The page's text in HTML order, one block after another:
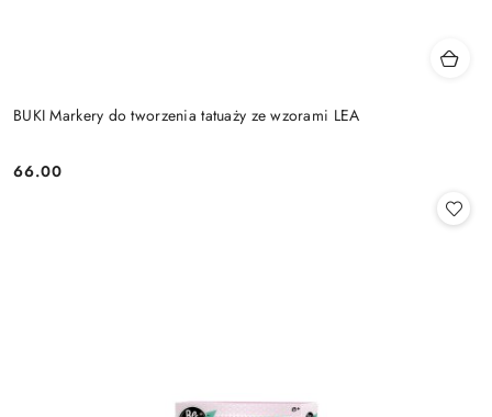
BUKI Markery do tworzenia tatuaży ze wzorami LEA
Cena:
66.00